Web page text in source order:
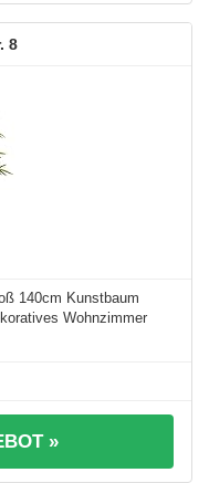
8
140cm Kunstbaum
Wohnzimmer
»